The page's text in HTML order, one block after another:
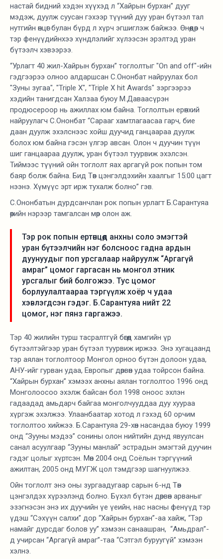
настай бидний хэдэн хүүхэд л “Хайрын бурхан” дууг
мэдэж, дуулж суусан гэхээр түүний дуу уран бүтээл тал
нутгийн өнцөг булан бүрд л хүрч эгшиглэж байжээ. Өнөөдөр ч
тэр фенүүдийнхээ хүндлэлийг хүлээсэн эрэлтэд уран
бүтээлч хэвээрээ.
“Урлагт 40 жил-Хайрын бурхан” тоглолтыг "On and off"-ийн
гэдгээрээ олноо алдаршсан С.Ононбат найруулах бол
"Зуны зугаа", "Triple X", "Triple X hit Awards" зэргээрээ
хэдийн танигдсан Халзаа буюу М.Даваасүрэн
продюсероор нь ажиллах юм байна. Тоглолтын ерөнхий
найруулагч С.Ононбат “Сарааг хамтлагаасаа гарч, бие
даан дуулж эхэлснээс хойш дуучид ганцаараа дуулж
болох юм байна гэсэн үлгэр авсан. Олон ч дуучин түүн
шиг ганцаараа дуулж, уран бүтээл туурвиж эхэлсэн.
Тиймээс түүний ойн тоглолт яах аргагүй рок попын том
баяр болж байна. Бид Төв цэнгэлдэхийн хаалгыг 15:00 цагт
нээнэ. Хүмүүс эрт ирж тухалж болно” гэв.
С.Ононбатын дурдсанчлан рок попын урлагт Б.Сарантуяа
өөрийн нэрээр тамгалсан мөр олон аж.
Тэр рок попын ертөнцөд анхны соло эмэгтэй
уран бүтээлчийн нэг болсноос гадна ардын
дуунуудыг поп урсгалаар найруулж “Аргагүй
амраг” цомог гаргасан нь монгол этник
урсгалыг бий болгожээ. Тус цомог
борлуулалтаараа тэргүүлж хоёр ч удаа
хэвлэгдсэн гэдэг. Б.Сарантуяа нийт 22
цомог, нэг пянз гаргажээ.
Тэр 40 жилийн турш тасралтгүй бөгөөд хамгийн үр
бүтээлтэйгээр уран бүтээл туурвиж иржээ. Энэ хугацаанд
тэр аялан тоглолтоор Монгол орноо бүтэн долоон удаа,
АНУ-ийг гурван удаа, Европыг дөрвөн удаа тойрсон байна.
“Хайрын бурхан” хэмээх анхны аялан тоглолтоо 1996 онд
Монголоосоо эхэлж байсан бол 1998 оноос эхлэн
гадаадад амьдарч байгаа монголчууддаа дуу хуураа
хүргэж эхэлжээ. Улаанбаатар хотод л гэхэд 60 орчим
тоглолтоо хийжээ. Б.Сарантуяа 29-хөн насандаа буюу 1999
онд “Зууны мэдээ” сонины олон нийтийн дунд явуулсан
санал асуулгаар “Зууны манлай” эстрадын эмэгтэй дуучин
гэдэг цолыг хүртсэн. Мөн 2004 онд Соёлын тэргүүний
ажилтан, 2005 онд МУГЖ цол тэмдгээр шагнуулжээ.
Ойн тоглолт энэ оны зургаадугаар сарын 6-нд Төв
цэнгэлдэх хүрээлэнд болно. Бүхэл бүтэн дөрвөн арваныг
эзэгнэсэн энэ их дуучийн үе үеийн, нас насны фенүүд тэр
үдэш “Сэхүүн салхи” дор “Хайрын бурхан”-аа хайж, “Тэр
намайг дурсдаг болов уу” хэмээн санаашран, “Амьдрал”-
д учирсан “Аргагүй амраг”-таа “Сэтгэл буруугүй” хэмээн
хэлнэ.